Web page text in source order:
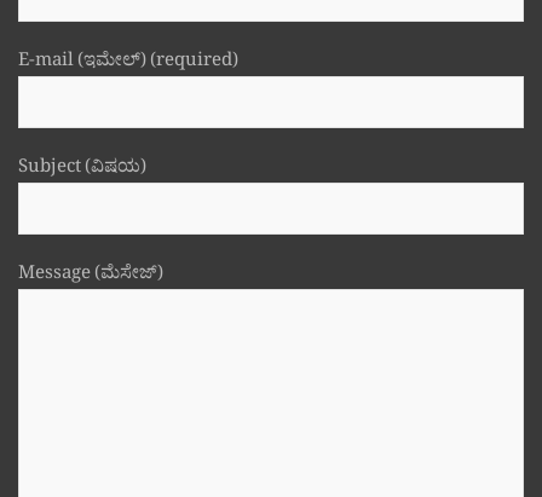
E-mail (ಇಮೇಲ್) (required)
Subject (ವಿಷಯ)
Message (ಮೆಸೇಜ್)